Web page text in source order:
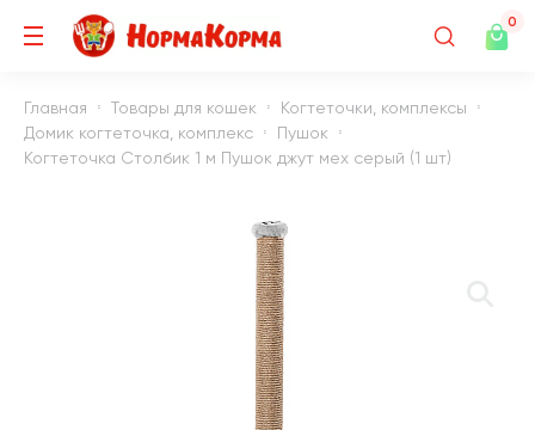
0
Главная Товары для кошек
Когтеточки, комплексы
Домик когтеточка, комплекс
Пушок
Когтеточка Столбик 1 м Пушок джут мех серый (1 шт)